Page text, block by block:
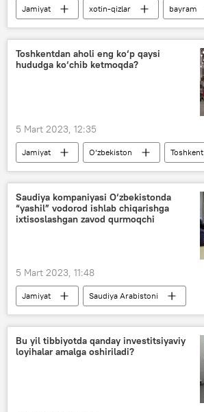
Jamiyat xotin-qizlar
bayram
sovg‘a
Toshkentdan aholi eng ko‘p qaysi
hududga ko‘chib ketmoqda?
5 Mart 2023, 12:35
Jamiyat O‘zbekiston
Toshkent
Toshkent viloyati
Qashqadaryo
Qashqadaryo viloyati
Saudiya kompaniyasi O‘zbekistonda
“yashil” vodorod ishlab chiqarishga
ixtisoslashgan zavod qurmoqchi
5 Mart 2023, 11:48
Jamiyat
Saudiya Arabistoni
O‘zbekiston
hamkorlik
Bu yil tibbiyotda qanday investitsiyaviy
loyihalar amalga oshiriladi?